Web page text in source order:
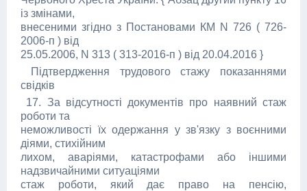
із змінами,
внесеними згідно з Постановами КМ N 726 ( 726-
2006-п ) від
25.05.2006, N 313 ( 313-2016-п ) від 20.04.2016 }
Підтвердження трудового стажу показаннями
свідків
17. За відсутності документів про наявний стаж
роботи та
неможливості їх одержання у зв'язку з воєнними
діями, стихійним
лихом, аваріями, катастрофами або іншими
надзвичайними ситуаціями
стаж роботи, який дає право на пенсію,